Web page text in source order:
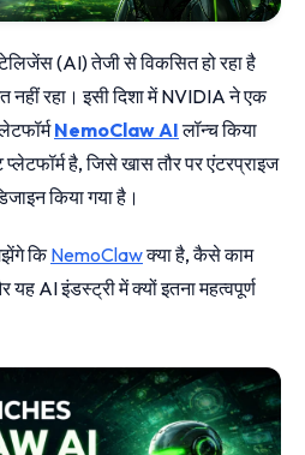
(AI) तेजी से विकसित हो रहा है
रहा। इसी दिशा में NVIDIA ने एक
NemoClaw AIलॉन्च किया
है, जिसे खास तौर पर एंटरप्राइज
किया गया है।
किNemoClawक्या है, कैसे काम
AI इंडस्ट्री में क्यों इतना महत्वपूर्ण